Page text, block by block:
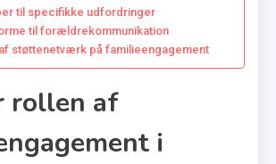
til specifikke udfordringer
til forældrekommunikation
støttenetværk på familieengagement
rollen af
i